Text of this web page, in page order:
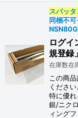
スパッ
同梱不
ログイ
規登録」
在庫数在
この商
くださ
特に優
銀/ニク
ィング